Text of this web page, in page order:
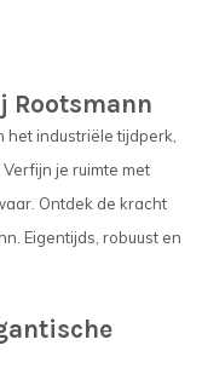
Rootsmann
het industriële tijdperk,
je ruimte met
Ontdek de kracht
Eigentijds, robuust en